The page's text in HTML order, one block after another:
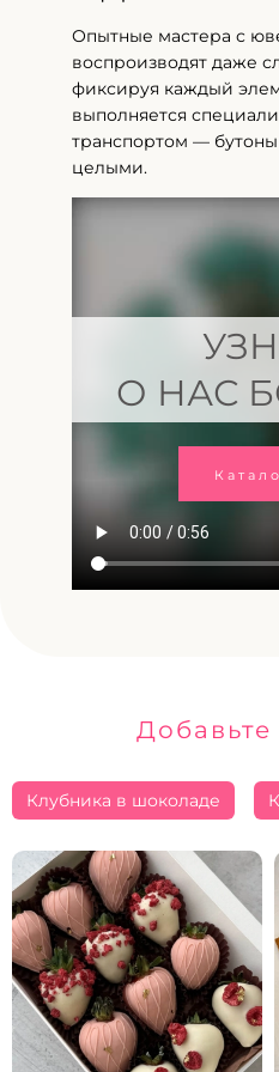
Опытные мастера с
воспроизводят даже
фиксируя каждый
выполняется
транспортом —
целыми.
О НАС
Добавьте
Клубника в шоколаде